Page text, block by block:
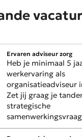
Ervaren adviseur zorg
Heb je minimaal 5
werkervaring als
organisatieadviseur
Zet jij graag je
strategische